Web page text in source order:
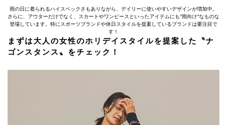
雨の日に着られるハイスペックさもありながら、デイリーに使いやすいデザインが増加中。
さらに、アウターだけでなく、スカートやワンピースといったアイテムにも”雨向け”なものな
登場しています。特にスポーツブランドや休日スタイルを提案しているブランドは要注目で
す！
まずは大人の女性のホリデイスタイルを提案した〝ナ
ゴンスタンス〟をチェック！